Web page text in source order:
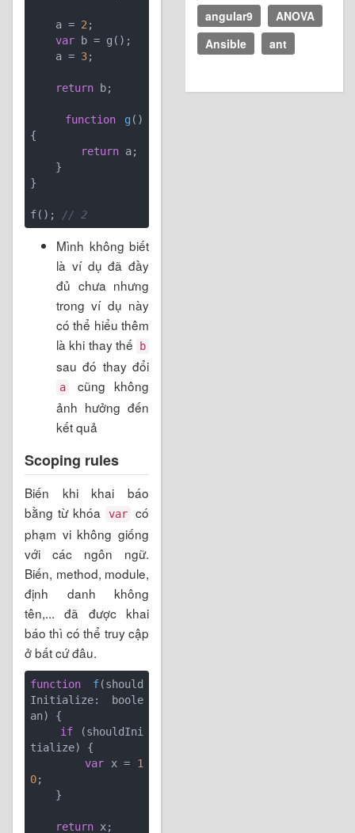
    a =
2 ;
var b = g();
    a =
3;
return b;
function g (
{
return a;
}
f(); // 2
Mình không biết
là ví dụ đã đầy
đủ chưa nhưng
trong ví dụ này
có thể hiểu thêm
là khi thay thế
b
sau đó thay đổi
a
cũng không
ảnh hưởng đến
kết quả
Scoping rules
Biến khi khai báo
bằng từ khóa
var
có
phạm vi không giống
với các ngôn ngữ.
Biến, method, module,
định danh không
tên,... đã được khai
báo thì có thể truy cập
ở bất cứ đâu.
function f(should
Initialize: boole
an) {
if (shouldIni
tialize) {
var x = 1
0;
return x;
angular9
ANOVA
Ansible
ant